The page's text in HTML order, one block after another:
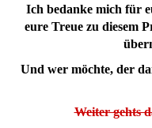
Ich bedanke mich für
eure Treue zu diesem
Und wer möchte, der
Weiter gehts